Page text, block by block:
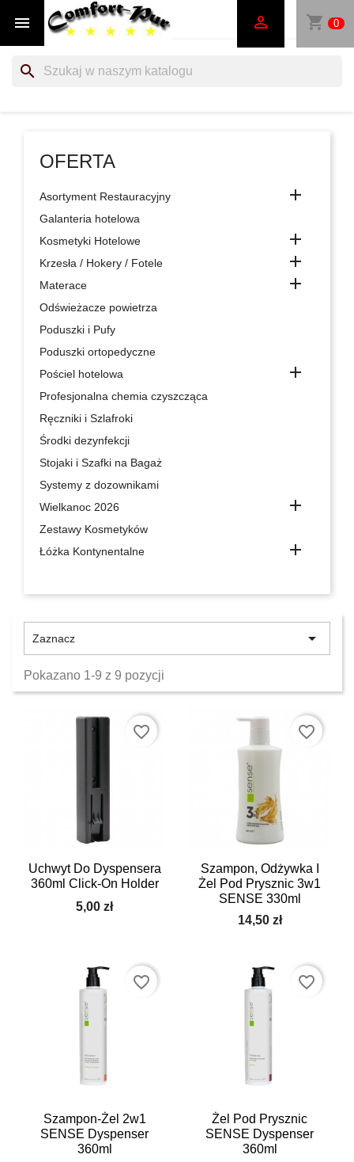
 shopping_cart 0

search
OFERTA
Asortyment Restauracyjny 
Galanteria hotelowa
Kosmetyki Hotelowe

Krzesła / Hokery / Fotele 
Materace 
Odświeżacze powietrza
Poduszki i Pufy
Poduszki ortopedyczne
Pościel hotelowa

Profesjonalna chemia czyszcząca
Ręczniki i Szlafroki
Środki dezynfekcji
Stojaki i Szafki na Bagaż
Systemy z dozownikami
Wielkanoc 2026

Zestawy Kosmetyków
Łóżka Kontynentalne

Zaznacz 
Pokazano 1-9 z 9 pozycji
Uchwyt Do Dyspensera
360ml Click-On Holder
5,00 zł
favorite_border
Szampon, Odżywka I
Żel Pod Prysznic 3w1
SENSE 330ml
14,50 zł
favorite_border
Szampon-Żel 2w1
SENSE Dyspenser
360ml
favorite_border
Żel Pod Prysznic
SENSE Dyspenser
360ml
favorite_border